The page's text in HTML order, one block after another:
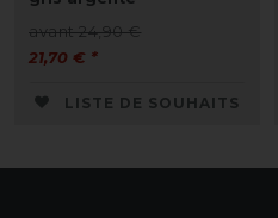
avant 24,90 €
21,70 € *
LISTE DE SOUHAITS